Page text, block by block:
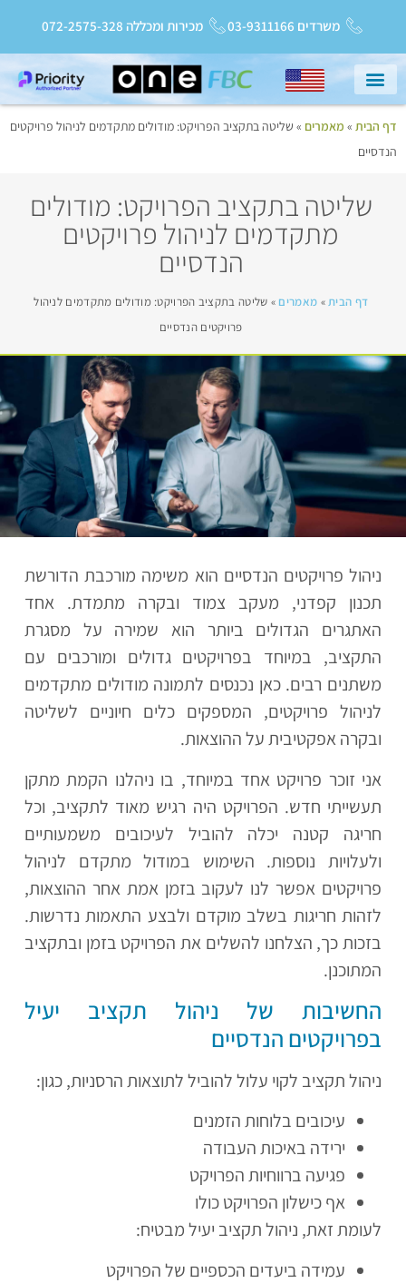
משרדים 03-9311166 מכירות ומכללה 072-2575-328
דף הבית » מאמרים » שליטה בתקציב הפרויקט: מודולים מתקדמים לניהול פרויקטים
הנדסיים
שליטה בתקציב הפרויקט: מודולים
מתקדמים לניהול פרויקטים
הנדסיים
דף הבית» מאמרים » שליטה בתקציב הפרויקט: מודולים מתקדמים לניהול
פרויקטים הנדסיים
ניהול פרויקטים הנדסיים הוא משימה מורכבת הדורשת
תכנון קפדני, מעקב צמוד ובקרה מתמדת. אחד
האתגרים הגדולים ביותר הוא שמירה על מסגרת
התקציב, במיוחד בפרויקטים גדולים ומורכבים עם
משתנים רבים. כאן נכנסים לתמונה מודולים מתקדמים
לניהול פרויקטים, המספקים כלים חיוניים לשליטה
ובקרה אפקטיבית על ההוצאות.
אני זוכר פרויקט אחד במיוחד, בו ניהלנו הקמת מתקן
תעשייתי חדש. הפרויקט היה רגיש מאוד לתקציב, וכל
חריגה קטנה יכלה להוביל לעיכובים משמעותיים
ולעלויות נוספות. השימוש במודול מתקדם לניהול
פרויקטים אפשר לנו לעקוב בזמן אמת אחר ההוצאות,
לזהות חריגות בשלב מוקדם ולבצע התאמות נדרשות.
בזכות כך, הצלחנו להשלים את הפרויקט בזמן ובתקציב
המתוכנן.
החשיבות של ניהול תקציב יעיל
בפרויקטים הנדסיים
ניהול תקציב לקוי עלול להוביל לתוצאות הרסניות, כגון:
עיכובים בלוחות הזמנים
ירידה באיכות העבודה
פגיעה ברווחיות הפרויקט
אף כישלון הפרויקט כולו
לעומת זאת, ניהול תקציב יעיל מבטיח:
עמידה ביעדים הכספיים של הפרויקט